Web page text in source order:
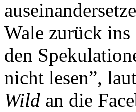
Wale zurück
den
nicht lesen”,
Wild an die